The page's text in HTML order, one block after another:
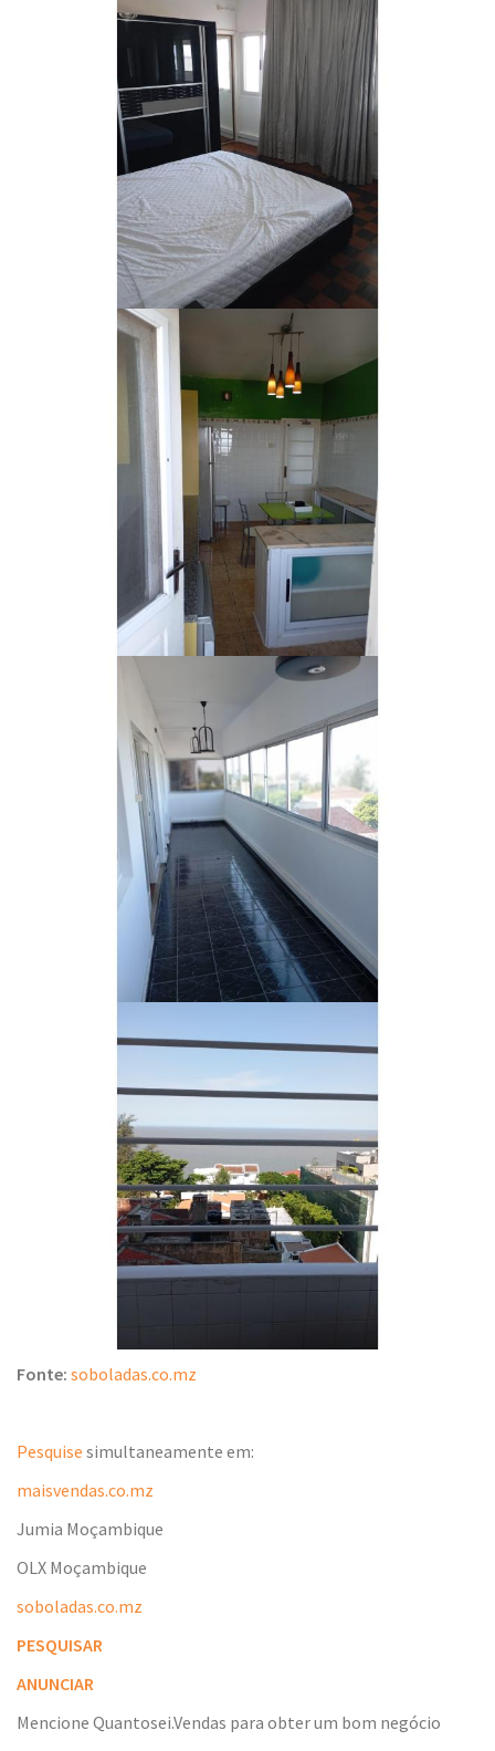
Fonte: soboladas.co.mz
Pesquise simultaneamente em:
maisvendas.co.mz
Jumia Moçambique
OLX Moçambique
soboladas.co.mz
PESQUISAR
ANUNCIAR
Mencione Quantosei.Vendas para obter um bom negócio